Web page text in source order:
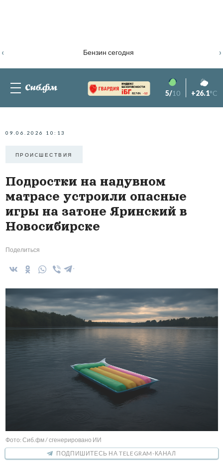
Бензин сегодня
‹ ›
82.76% -1.2 5/10 +26.1°C
09.06.2026 10:13
ПРОИCШЕСТВИЯ
Подростки на надувном
матрасе устроили опасные
игры на затоне Яринский в
Новосибирске
Поделиться
Фото: Сиб.фм / сгенерировано ИИ
ПОДПИШИТЕСЬ НА TELEGRAM-КАНАЛ